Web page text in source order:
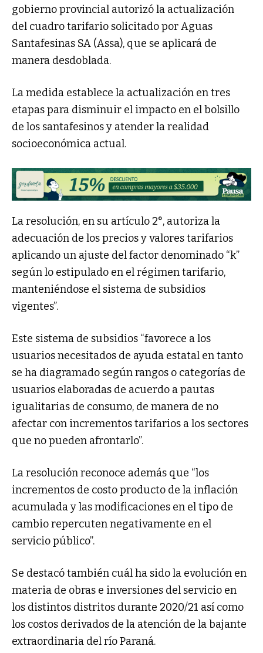
gobierno provincial autorizó la actualización
del cuadro tarifario solicitado por Aguas
Santafesinas SA (Assa), que se aplicará de
manera desdoblada.
La medida establece la actualización en tres
etapas para disminuir el impacto en el bolsillo
de los santafesinos y atender la realidad
socioeconómica actual.
La resolución, en su artículo 2°, autoriza la
adecuación de los precios y valores tarifarios
aplicando un ajuste del factor denominado “k”
según lo estipulado en el régimen tarifario,
manteniéndose el sistema de subsidios
vigentes”.
Este sistema de subsidios “favorece a los
usuarios necesitados de ayuda estatal en tanto
se ha diagramado según rangos o categorías de
usuarios elaboradas de acuerdo a pautas
igualitarias de consumo, de manera de no
afectar con incrementos tarifarios a los sectores
que no pueden afrontarlo”.
La resolución reconoce además que “los
incrementos de costo producto de la inflación
acumulada y las modificaciones en el tipo de
cambio repercuten negativamente en el
servicio público”.
Se destacó también cuál ha sido la evolución en
materia de obras e inversiones del servicio en
los distintos distritos durante 2020/21 así como
los costos derivados de la atención de la bajante
extraordinaria del río Paraná.